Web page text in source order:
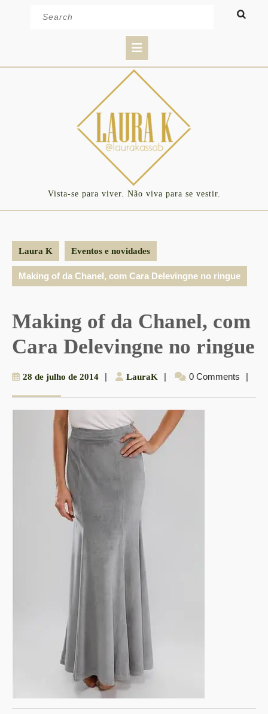
Button
Vista-se para viver. Não viva para se vestir.
Laura K Eventos e novidades
Making of da Chanel, com Cara Delevingne no ringue
Making of da Chanel, com
Cara Delevingne no ringue
28 de julho de 201428
2014
| LauraK LauraK
| 0 Comments |